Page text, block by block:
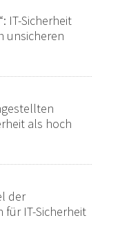
IT-Sicherheit
unsicheren
als hoch
der
für IT-Sicherheit